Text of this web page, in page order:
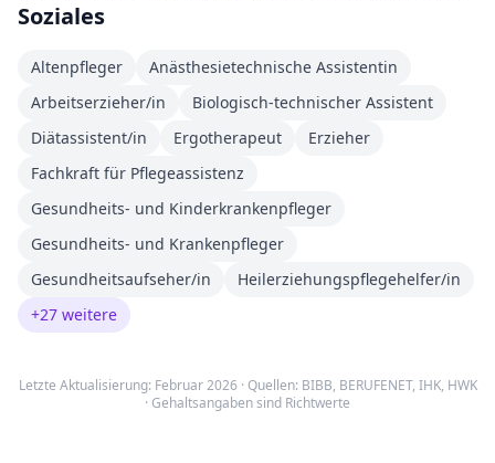
Soziales
Altenpfleger
Anästhesietechnische Assistentin
Arbeitserzieher/in
Biologisch-technischer Assistent
Diätassistent/in
Ergotherapeut
Erzieher
Fachkraft für Pflegeassistenz
Gesundheits- und Kinderkrankenpfleger
Gesundheits- und Krankenpfleger
Gesundheitsaufseher/in
Heilerziehungspflegehelfer/in
+27 weitere
Letzte Aktualisierung: Februar 2026 · Quellen: BIBB, BERUFENET, IHK, HWK
· Gehaltsangaben sind Richtwerte